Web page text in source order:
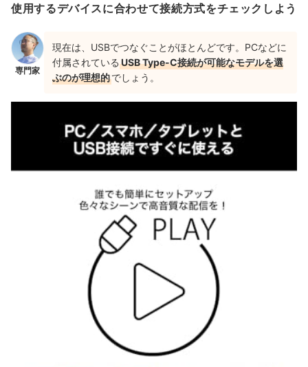
使用するデバイスに合わせて接続方式をチェックしよう
専門家
現在は、USBでつなぐことがほとんどです。PCなどに
付属されている USB Type-C接続が可能なモデルを選
ぶのが理想的でしょう。